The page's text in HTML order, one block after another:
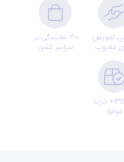
تعویض
معیوب
30 نمایندگی در
سراسر کشور
135000+ خرید
موفق